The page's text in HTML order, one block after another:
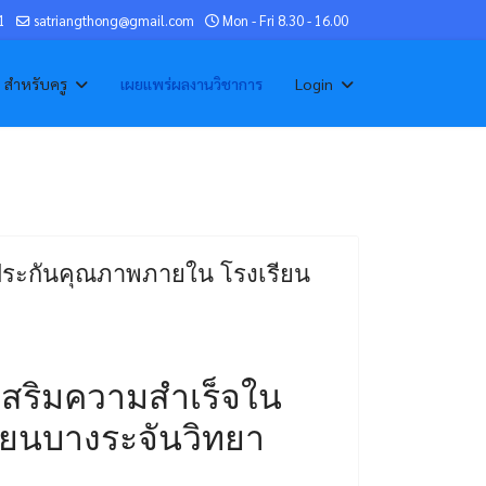
satriangthong@gmail.com Mon - Fri 8.30 - 16.00
สำหรับครู เผยแพร่ผลงานวิชาการ Login
ะกันคุณภาพภายใน โรงเรียน
ริมความสําเร็จใน
บางระจันวิทยา